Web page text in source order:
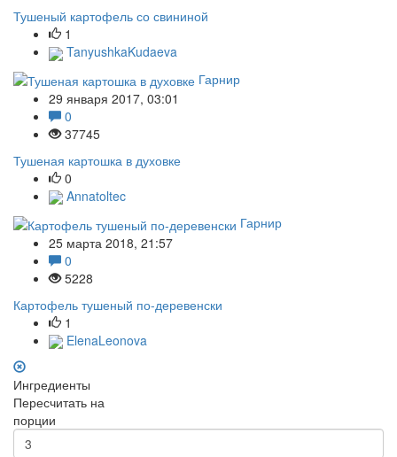
Тушеный картофель со свининой
1
TanyushkaKudaeva
Гарнир
29 января 2017, 03:01
0
37745
Тушеная картошка в духовке
0
Annatoltec
Гарнир
25 марта 2018, 21:57
0
5228
Картофель тушеный по-деревенски
1
ElenaLeonova
Ингредиенты
Пересчитать на
порции